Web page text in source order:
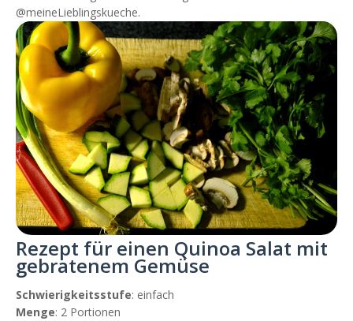
@meineLieblingskueche.
Rezept für einen Quinoa Salat mit
gebratenem Gemüse
Schwierigkeitsstufe: einfach
Menge: 2 Portionen